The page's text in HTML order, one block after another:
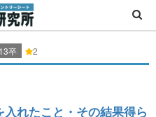
卒 2
れたこと・その結果得ら